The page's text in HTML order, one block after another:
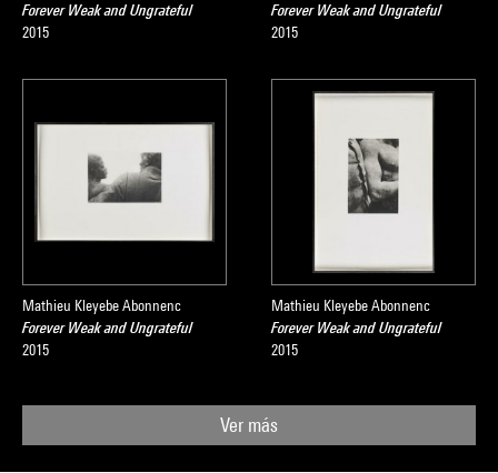
Forever Weak and Ungrateful
2015
Forever Weak and Ungrateful
2015
Mathieu Kleyebe Abonnenc
Forever Weak and Ungrateful
2015
Mathieu Kleyebe Abonnenc
Forever Weak and Ungrateful
2015
Ver más